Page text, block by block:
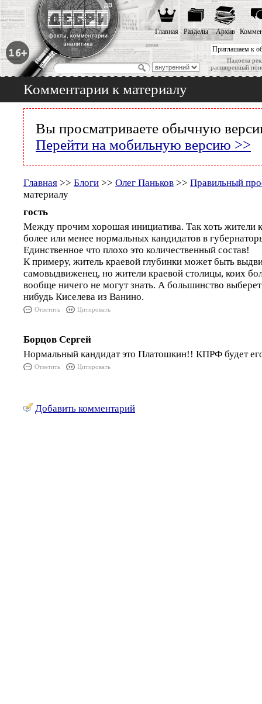
Приглашаем к
Надоела
расширенный
Главная Разделы Архив
Комментарии к материалу
Вы просматриваете обычную
Перейти на мобильную версию >>
Главная >> Блоги >> Олег Паньков >> Правильный
материалу
гость
Между прочим хорошая инициатива. Так хоть жители
более или менее нормальных кандидатов в
Единственное что плохо это количественный состав!
К примеру, житель краевой глубинки может быть
самовыдвиженец, но жители краевой столицы, коих
вообще ничего не могут знать. А большинство выберет
нибудь Киселева из Ванино.
Ответить Цитировать
Борцов Сергей
Нормальный кандидат это Платошкин!! КПРФ будет
Ответить Цитировать
Добавить комментарий